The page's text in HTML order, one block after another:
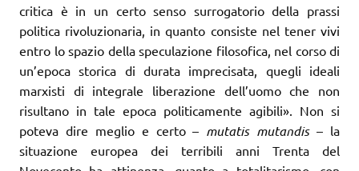
critica è in un certo senso surrogatorio della prassi
politica rivoluzionaria, in quanto consiste nel tener vivi
entro lo spazio della speculazione filosofica, nel corso di
un’epoca storica di durata imprecisata, quegli ideali
marxisti di integrale liberazione dell’uomo che non
risultano in tale epoca politicamente agibili». Non si
poteva dire meglio e certo – mutatis mutandis– la
situazione europea dei terribili anni Trenta del